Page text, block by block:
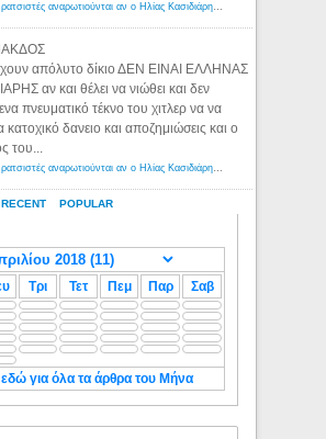
RECENT POPULAR
απόλυτο δίκιο ΔΕΝ ΕΙΝΑΙ ΕΛΛΗΝΑΣ
αν και θέλει να νιώθει και δεν
πνευματικό τέκνο του χιτλερ να να
κατοχικό δανειο και αποζημιώσεις και ο
του...
Τρι Τετ Πεμ Παρ Σαβ
για όλα τα άρθρα του Μήνα